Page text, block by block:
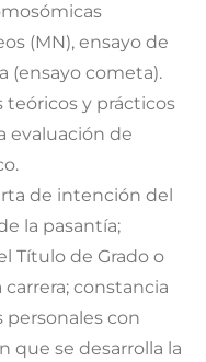
(MN), ensayo de
(ensayo cometa).
teóricos y prácticos
evaluación de
de intención del
la pasantía;
Título de Grado o
constancia
personales con
que se desarrolla la